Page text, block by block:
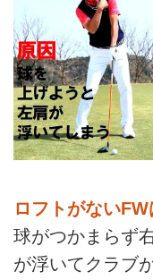
ロフトがない
球がつかまらず
が浮いてクラブ